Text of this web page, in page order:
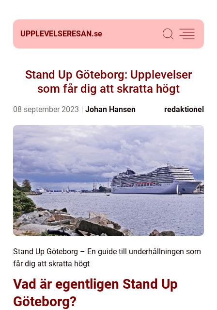
UPPLEVELSERESAN.se
Stand Up Göteborg: Upplevelser
som får dig att skratta högt
08 september 2023 Johan Hansen redaktionel
Stand Up Göteborg – En guide till underhållningen som
får dig att skratta högt
Vad är egentligen Stand Up
Göteborg?